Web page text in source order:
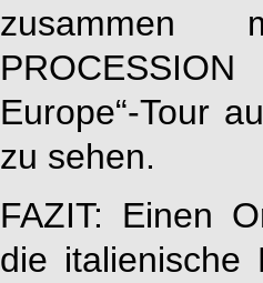
zusammen
Europe“-Tour
zu sehen.
FAZIT: Einen
die italienische